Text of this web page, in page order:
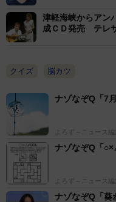
津軽海峡からアン
成ＣＤ発売 テレ
クイズ 脳カツ
ナゾなぞQ「7
よろず～ニュース編
ナゾなぞQ「
よろず～ニュース編
ナゾなぞQ「葵